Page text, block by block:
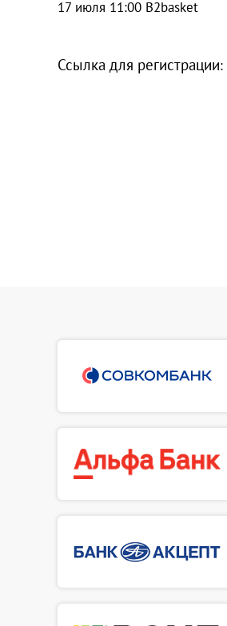
17 июля 11:00 B2basket
Ссылка для регистрации: